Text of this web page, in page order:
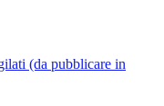
(da pubblicare in